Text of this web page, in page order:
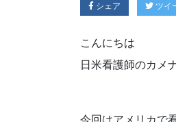
シェア ツイ
こんにちは
日米看護師のカメ
今回はアメリカで